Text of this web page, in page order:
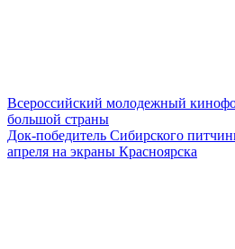
Всероссийский молодежный
большой страны
Док-победитель Сибирского
апреля на экраны Красноярска